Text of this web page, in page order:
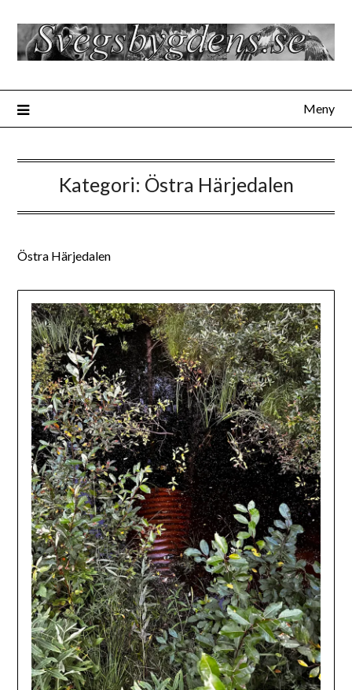
innehåll
Meny
Kategori: Östra Härjedalen
Östra Härjedalen